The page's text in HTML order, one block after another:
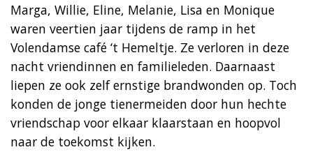
Marga, Willie, Eline, Melanie, Lisa en Monique
waren veertien jaar tijdens de ramp in het
Volendamse café ‘t Hemeltje. Ze verloren in deze
nacht vriendinnen en familieleden. Daarnaast
liepen ze ook zelf ernstige brandwonden op. Toch
konden de jonge tienermeiden door hun hechte
vriendschap voor elkaar klaarstaan en hoopvol
naar de toekomst kijken.